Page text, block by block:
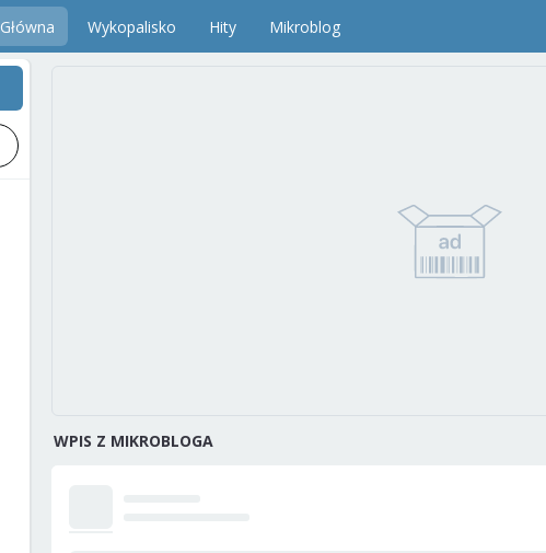
Główna Wykopalisko Hity Mikroblog
WPIS Z MIKROBLOGA